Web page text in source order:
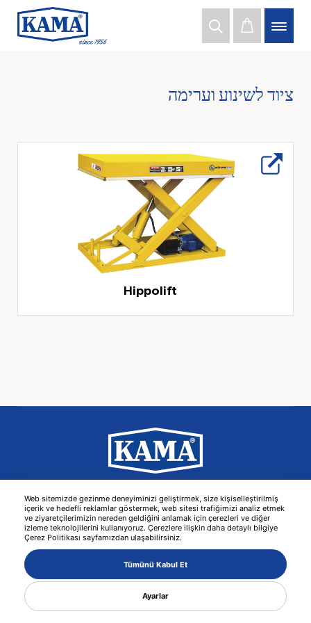
Web sitemizde gezinme deneyiminizi geliştirmek, size kişiselleştirilmiş
içerik ve hedefli reklamlar göstermek, web sitesi trafiğimizi analiz etmek
ve ziyaretçilerimizin nereden geldiğini anlamak için çerezleri ve diğer
izleme teknolojilerini kullanıyoruz. Çerezlere ilişkin daha detaylı bilgiye
Çerez Politikası sayfamızdan ulaşabilirsiniz.
Tümünü Kabul Et
Ayarlar
ציוד לשינוע וערימה
Hippolift
© 2026 KAMA - עיצוב אתרים MediaClick